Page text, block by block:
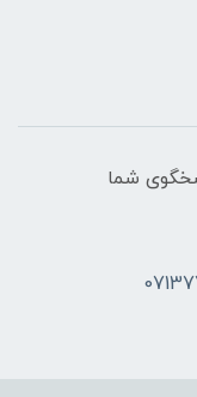
پاسخگوی شما